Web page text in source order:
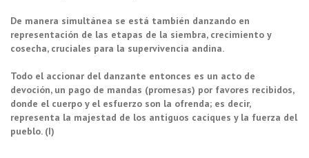
De manera simultánea se está también danzando en
representación de las etapas de la siembra, crecimiento y
cosecha, cruciales para la supervivencia andina.
Todo el accionar del danzante entonces es un acto de
devoción, un pago de mandas (promesas) por favores recibidos,
donde el cuerpo y el esfuerzo son la ofrenda; es decir,
representa la majestad de los antiguos caciques y la fuerza del
pueblo. (I)